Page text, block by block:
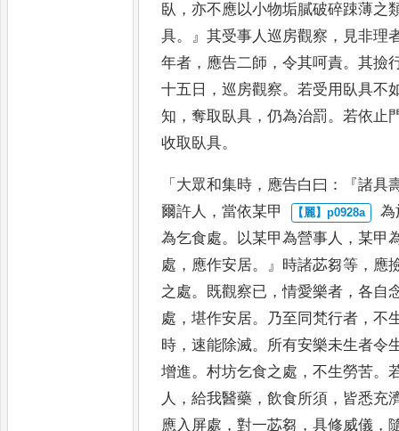
臥 ，亦不應以小物垢膩破碎踈薄之
具。』其受事人巡房觀察 ， 見非理
年者 ， 應告二師 ，令其呵責。其撿
十五日 ，巡房觀察。若受用臥具不
知 ，奪取臥具 ，仍為治罰。若依止
收取臥具。
「 大眾和集時 ， 應告白曰 ：『諸具
爾許人 ，當依某甲
為
為乞食處。 以某甲為營事人 ，某甲
處 ， 應作安居。』 時諸苾芻等 ， 應
之處。 既觀察已 ，情愛樂者 ，各自
處 ，堪作安居。 乃至同梵行者 ，不
時 ，速能除滅。 所有安樂未生者令
增進。村坊乞食之處 ，不生勞苦。
人 ，給我醫藥 ，飲食所須 ， 皆悉充
應入屏處 ，對一苾芻 ，具修威儀 ，